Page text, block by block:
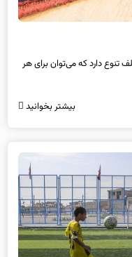
تنوع دارد که می‌توان برای هر
بیشتر بخوانید